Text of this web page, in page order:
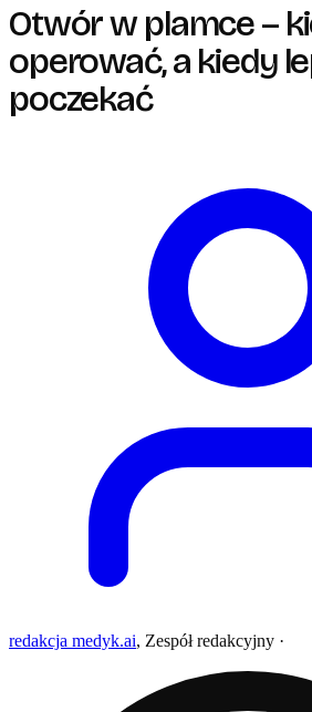
Otwór w plamce –
operować, a kiedy
poczekać
redakcja medyk.ai, Zespół redakcyjny ·